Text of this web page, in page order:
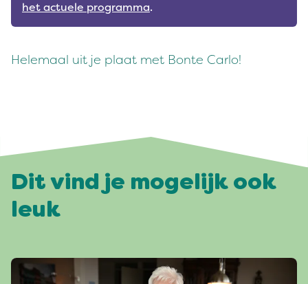
het actuele programma.
Helemaal uit je plaat met Bonte Carlo!
Dit vind je mogelijk ook
leuk